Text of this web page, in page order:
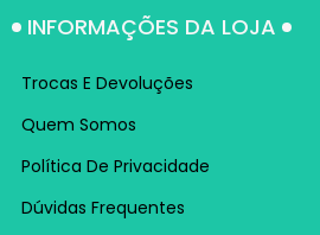
INFORMAÇÕES DA LOJA
Trocas E Devoluções
Quem Somos
Política De Privacidade
Dúvidas Frequentes